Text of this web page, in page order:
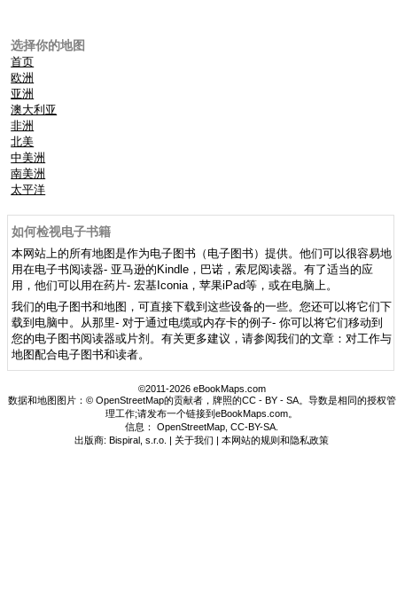
选择你的地图
首页
欧洲
亚洲
澳大利亚
非洲
北美
中美洲
南美洲
太平洋
如何检视电子书籍
本网站上的所有地图是作为电子图书（电子图书）提供。他们可以很容易地
用在电子书阅读器- 亚马逊的Kindle，巴诺，索尼阅读器。有了适当的应
用，他们可以用在药片- 宏基Iconia，苹果iPad等，或在电脑上。
我们的电子图书和地图，可直接下载到这些设备的一些。您还可以将它们下
载到电脑中。从那里- 对于通过电缆或内存卡的例子- 你可以将它们移动到
您的电子图书阅读器或片剂。有关更多建议，请参阅我们的文章：对工作与
地图配合电子图书和读者。
©2011-2026 eBookMaps.com
数据和地图图片：© OpenStreetMap的贡献者，牌照的CC - BY - SA。导数是相同的授权管
理工作;请发布一个链接到eBookMaps.com。
信息：OpenStreetMap ,CC-BY-SA
出版商: Bispiral, s.r.o. | 关于我们 |本网站的规则和隐私政策